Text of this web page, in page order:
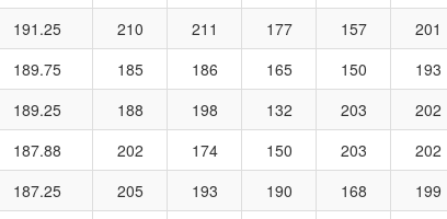
191.25 210 211 177 157 201
189.75 185 186 165 150 193
189.25 188 198 132 203 202
187.88 202 174 150 203 202
187.25 205 193 190 168 199